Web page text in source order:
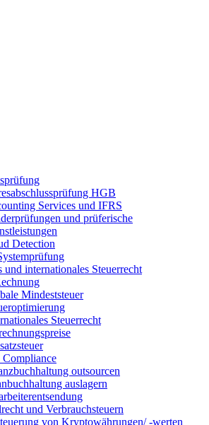
HGB
Services und IFRS
und prüferische
Detection
und internationales Steuerrecht
Mindeststeuer
Steuerrecht
Compliance
outsourcen
auslagern
und Verbrauchsteuern
von Kryptowährungen/ -werten